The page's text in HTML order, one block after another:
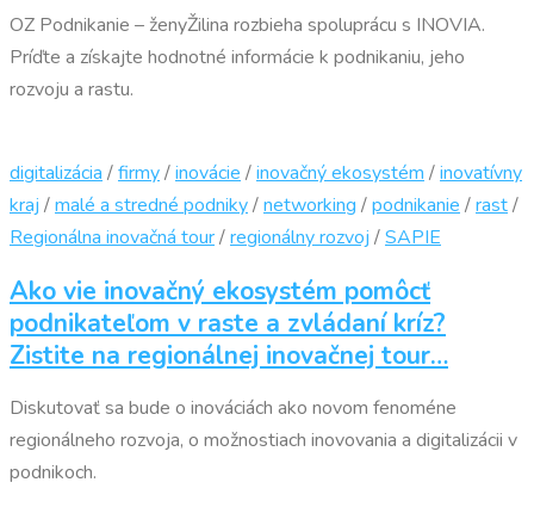
OZ Podnikanie – ženyŽilina rozbieha spoluprácu s INOVIA.
Príďte a získajte hodnotné informácie k podnikaniu, jeho
rozvoju a rastu.
digitalizácia /firmy/inovácie /inovačný ekosystém /inovatívny
kraj /malé a stredné podniky/networking /podnikanie /rast/
Regionálna inovačná tour/regionálny rozvoj /SAPIE
Ako vie inovačný ekosystém pomôcť
podnikateľom v raste a zvládaní kríz?
Zistite na regionálnej inovačnej tour…
Diskutovať sa bude o inováciách ako novom fenoméne
regionálneho rozvoja, o možnostiach inovovania a digitalizácii v
podnikoch.